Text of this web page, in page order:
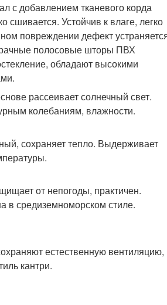
с добавлением тканевого корда
сшивается. Устойчив к влаге, легко
повреждении дефект
полосовые шторы ПВХ
обладают высокими
рассеивает солнечный свет.
колебаниям, влажности.
сохраняет тепло. Выдерживает
от непогоды, практичен.
в средиземноморском стиле.
естественную вентиляцию,
кантри.